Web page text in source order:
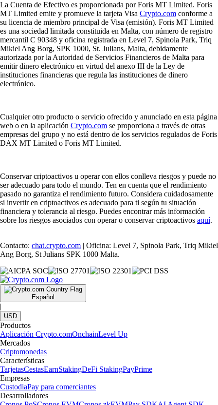
La Cuenta de Efectivo es proporcionada por Foris MT Limited. Foris
MT Limited emite y promueve la tarjeta Visa Crypto.com conforme a
su licencia de miembro principal de Visa (emisión). Foris MT Limited
es una sociedad limitada constituida en Malta, con número de registro
mercantil C 90348 y oficina registrada en Level 7, Spinola Park, Triq
Mikiel Ang Borg, SPK 1000, St. Julians, Malta, debidamente
autorizada por la Autoridad de Servicios Financieros de Malta para
emitir dinero electrónico en virtud del anexo III de la Ley de
instituciones financieras que regula las instituciones de dinero
electrónico.
Cualquier otro producto o servicio ofrecido y anunciado en esta página
web o en la aplicación Crypto.com se proporciona a través de otras
empresas del grupo y no está dentro de los servicios regulados de Foris
DAX MT Limited o Foris MT Limited.
Conservar criptoactivos u operar con ellos conlleva riesgos y puede no
ser adecuado para todo el mundo. Ten en cuenta que el rendimiento
pasado no garantiza el rendimiento futuro. Considera cuidadosamente
si invertir en criptoactivos es adecuado para ti según tu situación
financiera y tolerancia al riesgo. Puedes encontrar más información
sobre los riesgos asociados con operar o conservar criptoactivos aquí.
Contacto: chat.crypto.com | Oficina: Level 7, Spinola Park, Triq Mikiel
Ang Borg, St Julians SPK 1000 Malta.
Español
|
USD
Productos
Aplicación Crypto.comOnchainLevel Up
Mercados
Criptomonedas
Características
TarjetasCestasEarnStakingDeFi StakingPayPrime
Empresas
CustodiaPay para comerciantes
Desarrolladores